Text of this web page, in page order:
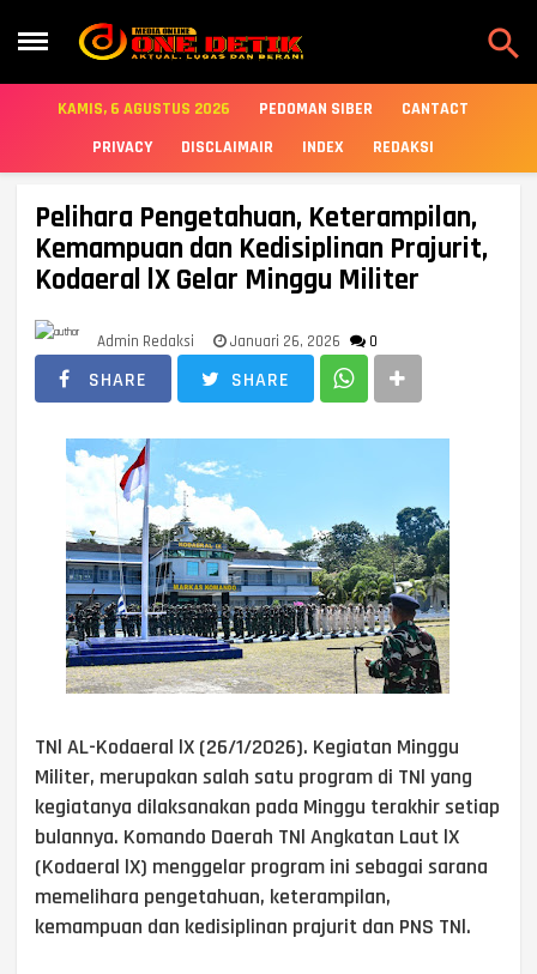

KAMIS, 6 AGUSTUS 2026 PEDOMAN SIBER
CANTACT
PRIVACY
DISCLAIMAIR INDEX REDAKSI
Pelihara Pengetahuan, Keterampilan,
Kemampuan dan Kedisiplinan Prajurit,
Kodaeral lX Gelar Minggu Militer
Admin Redaksi Januari 26, 2026 0
SHARE SHARE
TNl AL-Kodaeral lX (26/1/2026). Kegiatan Minggu
Militer, merupakan salah satu program di TNl yang
kegiatanya dilaksanakan pada Minggu terakhir setiap
bulannya. Komando Daerah TNl Angkatan Laut lX
(Kodaeral lX) menggelar program ini sebagai sarana
memelihara pengetahuan, keterampilan,
kemampuan dan kedisiplinan prajurit dan PNS TNl.